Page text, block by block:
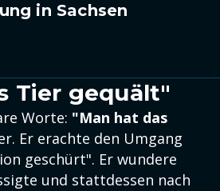
in Sachsen
Tier gequält"
Worte: "Man hat das
Er erachte den Umgang
geschürt". Er wundere
und stattdessen nach